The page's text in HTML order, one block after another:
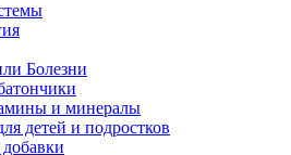
Болезни
и минералы
детей и подростков